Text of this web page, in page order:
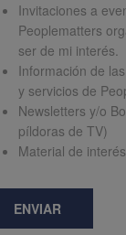
Invitaciones a
Peoplematters
ser de mi interés.
Información de
y servicios de
Newsletters y/o
píldoras de TV)
Material de
ENVIAR